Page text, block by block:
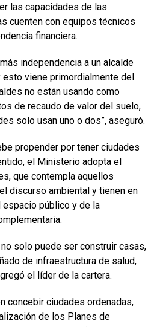
las capacidades de las
cuenten con equipos técnicos
financiera.
independencia a un alcalde
viene primordialmente del
no están usando como
de recaudo de valor del suelo,
solo usan uno o dos”, aseguró.
propender por tener ciudades
el Ministerio adopta el
que contempla aquellos
discurso ambiental y tienen en
público y de la
solo puede ser construir casas,
de infraestructura de salud,
el líder de la cartera.
concebir ciudades ordenadas,
de los Planes de